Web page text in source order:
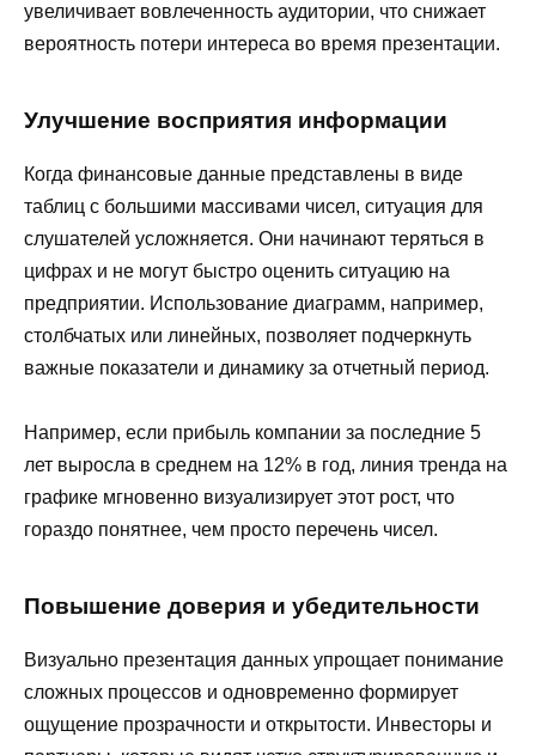
увеличивает вовлеченность аудитории, что снижает
вероятность потери интереса во время презентации.
Улучшение восприятия информации
Когда финансовые данные представлены в виде
таблиц с большими массивами чисел, ситуация для
слушателей усложняется. Они начинают теряться в
цифрах и не могут быстро оценить ситуацию на
предприятии. Использование диаграмм, например,
столбчатых или линейных, позволяет подчеркнуть
важные показатели и динамику за отчетный период.
Например, если прибыль компании за последние 5
лет выросла в среднем на 12% в год, линия тренда на
графике мгновенно визуализирует этот рост, что
гораздо понятнее, чем просто перечень чисел.
Повышение доверия и убедительности
Визуально презентация данных упрощает понимание
сложных процессов и одновременно формирует
ощущение прозрачности и открытости. Инвесторы и